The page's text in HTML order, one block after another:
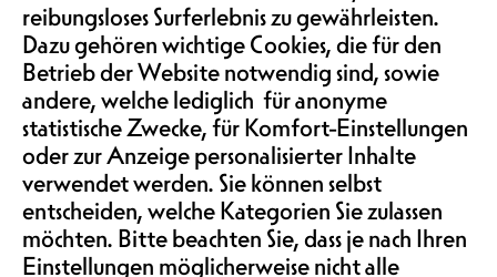
VEREIN & COMMUNITY
SAALMIETE
ABOS & TARIFE
TECHNO / PSY TRANCE |
TERRASSE & CAFÉ
EINTRITT GRATIS | 16H00 –
02H00
Millenium freut sich, euch zur
neunten Ausgabe einer
reibungsloses Surferlebnis zu gewährleisten.
Dazu gehören wichtige Cookies, die für den
Betrieb der Website notwendig sind, sowie
andere, welche lediglich für anonyme
statistische Zwecke, für Komfort-Einstellungen
oder zur Anzeige personalisierter Inhalte
verwendet werden. Sie können selbst
entscheiden, welche Kategorien Sie zulassen
möchten. Bitte beachten Sie, dass je nach Ihren
Einstellungen möglicherweise nicht alle